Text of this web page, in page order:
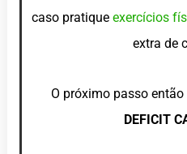
caso pratique exercícios
extra de
O próximo passo
DEFICIT